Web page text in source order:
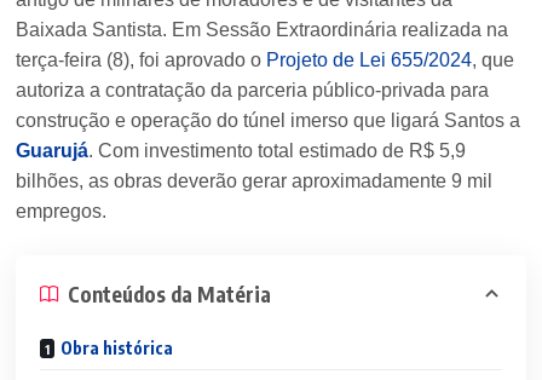
Baixada Santista. Em Sessão Extraordinária realizada na
terça-feira (8), foi aprovado o Projeto de Lei 655/2024, que
autoriza a contratação da parceria público-privada para
construção e operação do túnel imerso que ligará Santos a
Guarujá. Com investimento total estimado de R$ 5,9
bilhões, as obras deverão gerar aproximadamente 9 mil
empregos.
Conteúdos da Matéria
Obra histórica